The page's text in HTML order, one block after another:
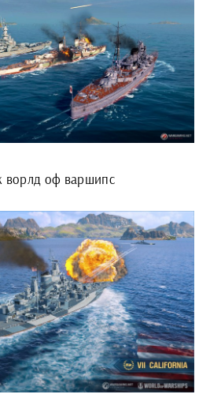
ворлд оф варшипс